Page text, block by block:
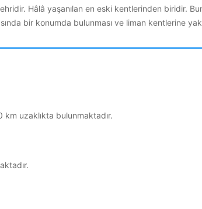
Hâlâ yaşanılan en eski kentlerinden biridir.
bir konumda bulunması ve liman kentlerine
km uzaklıkta bulunmaktadır.